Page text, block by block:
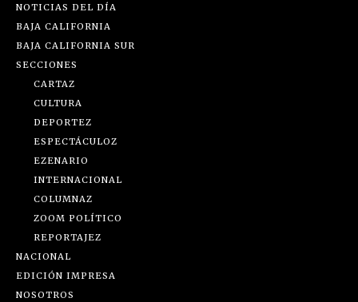
NOTICIAS DEL DÍA
BAJA CALIFORNIA
BAJA CALIFORNIA SUR
SECCIONES
CARTAZ
CULTURA
DEPORTEZ
ESPECTÁCULOZ
EZENARIO
INTERNACIONAL
COLUMNAZ
ZOOM POLÍTICO
REPORTAJEZ
NACIONAL
EDICIÓN IMPRESA
NOSOTROS